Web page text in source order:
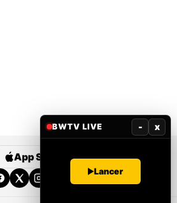
App Store Google Play
BWTV LIVE - x
Lancer